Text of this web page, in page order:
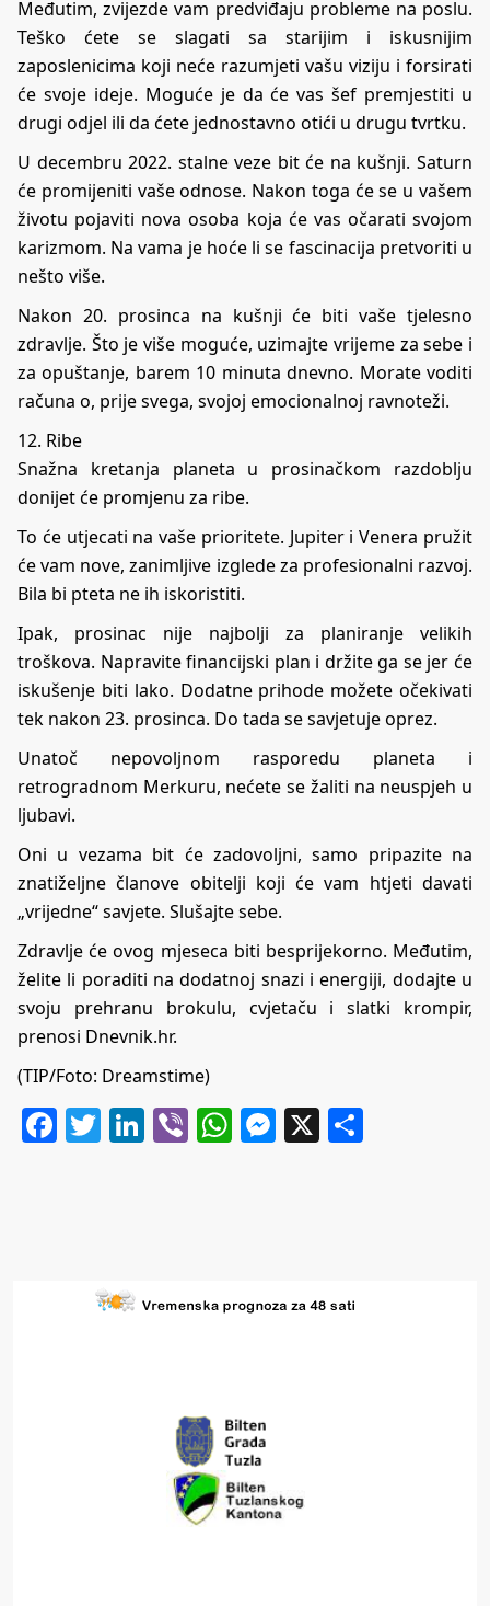
Međutim, zvijezde vam predviđaju probleme na poslu.
Teško ćete se slagati sa starijim i iskusnijim
zaposlenicima koji neće razumjeti vašu viziju i forsirati
će svoje ideje. Moguće je da će vas šef premjestiti u
drugi odjel ili da ćete jednostavno otići u drugu tvrtku.
U decembru 2022. stalne veze bit će na kušnji. Saturn
će promijeniti vaše odnose. Nakon toga će se u vašem
životu pojaviti nova osoba koja će vas očarati svojom
karizmom. Na vama je hoće li se fascinacija pretvoriti u
nešto više.
Nakon 20. prosinca na kušnji će biti vaše tjelesno
zdravlje. Što je više moguće, uzimajte vrijeme za sebe i
za opuštanje, barem 10 minuta dnevno. Morate voditi
računa o, prije svega, svojoj emocionalnoj ravnoteži.
12. Ribe
Snažna kretanja planeta u prosinačkom razdoblju
donijet će promjenu za ribe.
To će utjecati na vaše prioritete. Jupiter i Venera pružit
će vam nove, zanimljive izglede za profesionalni razvoj.
Bila bi pteta ne ih iskoristiti.
Ipak, prosinac nije najbolji za planiranje velikih
troškova. Napravite financijski plan i držite ga se jer će
iskušenje biti lako. Dodatne prihode možete očekivati
tek nakon 23. prosinca. Do tada se savjetuje oprez.
Unatoč nepovoljnom rasporedu planeta i
retrogradnom Merkuru, nećete se žaliti na neuspjeh u
ljubavi.
Oni u vezama bit će zadovoljni, samo pripazite na
znatiželjne članove obitelji koji će vam htjeti davati
„vrijedne“ savjete. Slušajte sebe.
Zdravlje će ovog mjeseca biti besprijekorno. Međutim,
želite li poraditi na dodatnoj snazi i energiji, dodajte u
svoju prehranu brokulu, cvjetaču i slatki krompir,
prenosi Dnevnik.hr.
(TIP/Foto: Dreamstime)
Facebook
Twitter
LinkedIn
ViberWhatsApp
Messenger
X